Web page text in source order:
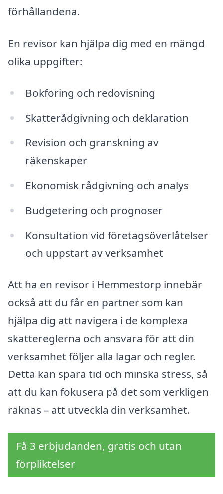
förhållandena.
En revisor kan hjälpa dig med en mängd
olika uppgifter:
Bokföring och redovisning
Skatterådgivning och deklaration
Revision och granskning av
räkenskaper
Ekonomisk rådgivning och analys
Budgetering och prognoser
Konsultation vid företagsöverlåtelser
och uppstart av verksamhet
Att ha en revisor i Hemmestorp innebär
också att du får en partner som kan
hjälpa dig att navigera i de komplexa
skattereglerna och ansvara för att din
verksamhet följer alla lagar och regler.
Detta kan spara tid och minska stress, så
att du kan fokusera på det som verkligen
räknas – att utveckla din verksamhet.
Få 3 erbjudanden, gratis och utan
förpliktelser